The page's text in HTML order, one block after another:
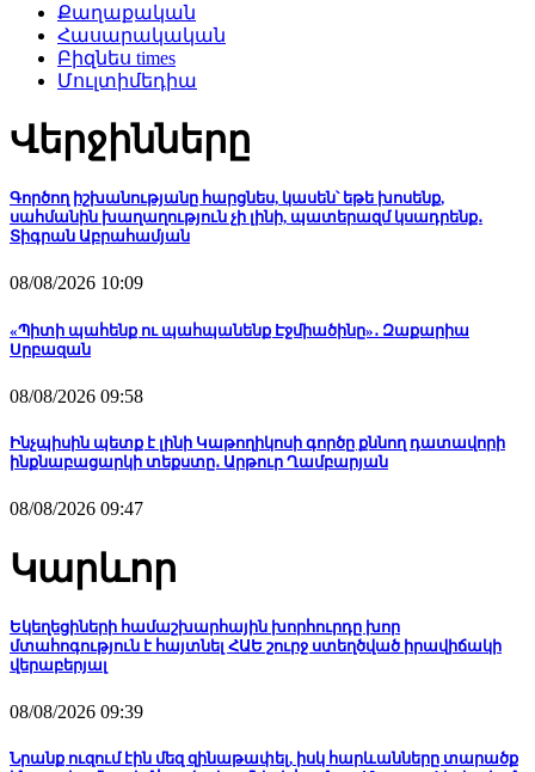
Քաղաքական
Հասարակական
Բիզնես times
Մուլտիմեդիա
Վերջինները
Գործող իշխանությանը հարցնես, կասեն՝ եթե խոսենք,
սահմանին խաղաղություն չի լինի, պատերազմ կսադրենք․
Տիգրան Աբրահամյան
08/08/2026 10:09
«Պիտի պահենք ու պահպանենք Էջմիածինը»․ Զաքարիա
Սրբազան
08/08/2026 09:58
Ինչպիսին պետք է լինի Կաթողիկոսի գործը քննող դատավորի
ինքնաբացարկի տեքստը․ Արթուր Ղամբարյան
08/08/2026 09:47
Կարևոր
Եկեղեցիների համաշխարհային խորհուրդը խոր
մտահոգություն է հայտնել ՀԱԵ շուրջ ստեղծված իրավիճակի
վերաբերյալ
08/08/2026 09:39
Նրանք ուզում էին մեզ զինաթափել, իսկ հարևանները տարածք